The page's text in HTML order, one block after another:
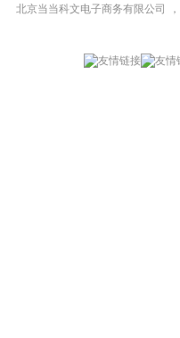
北京当当科文电子商务有限公司